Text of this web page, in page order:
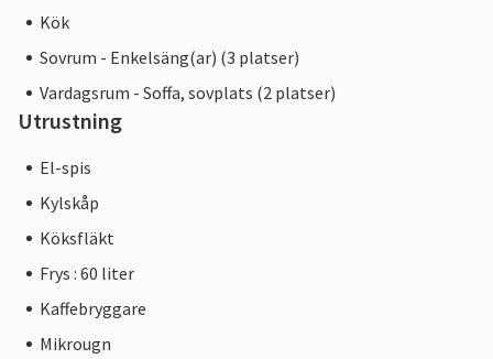
Kök
Sovrum - Enkelsäng(ar) (3 platser)
Vardagsrum - Soffa, sovplats (2 platser)
Utrustning
El-spis
Kylskåp
Köksfläkt
Frys : 60 liter
Kaffebryggare
Mikrougn